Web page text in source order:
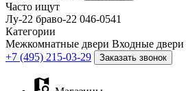
Часто ищут
Лу-22 браво-22 046-0541
Категории
Межкомнатные двери Входные двери
+7 (495) 215-03-29
Заказать звонок